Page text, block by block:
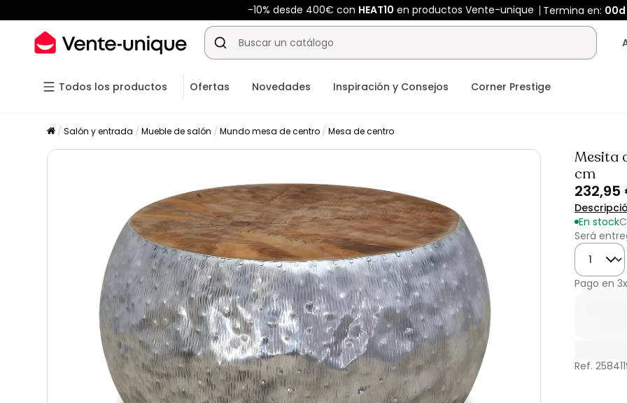
-10% desde 400€ con HEAT10 en productos Vente-unique Termina en: 00d
Todos los productos Ofertas Novedades Inspiración y Consejos Corner Prestige
Salón y entrada Mueble de salón Mundo mesa de centro Mesa de centro
Mesita
cm
232,95
En stock
Será
Cantidad
Pago en 3x
Ref.